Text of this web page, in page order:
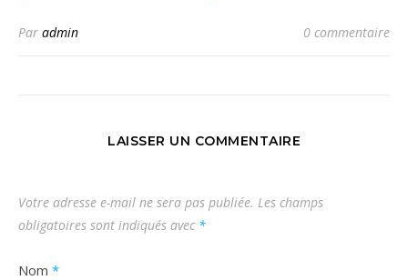
Par admin 0 commentaire
LAISSER UN COMMENTAIRE
Votre adresse e-mail ne sera pas publiée. Les champs
obligatoires sont indiqués avec *
Nom *